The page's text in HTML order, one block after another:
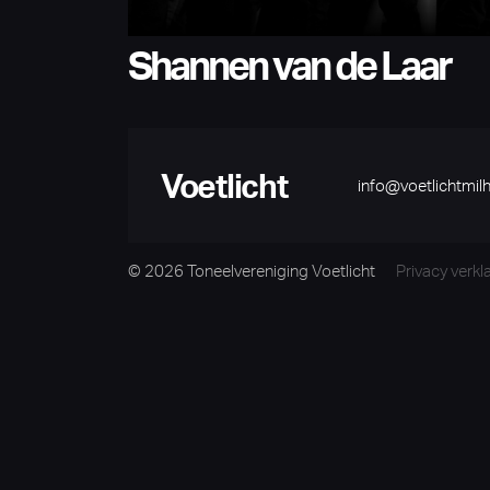
Shannen van de Laar
Voetlicht
© 2026 Toneelvereniging Voetlicht Privacy